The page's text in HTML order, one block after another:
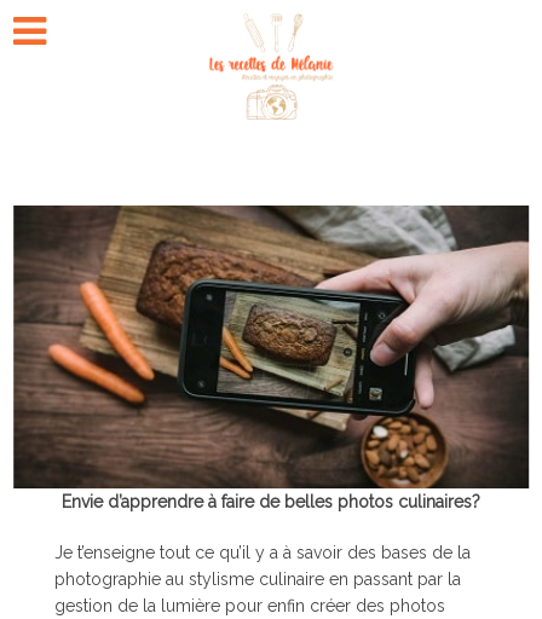
Envie d’apprendre à faire de belles photos culinaires?
Je t’enseigne tout ce qu’il y a à savoir des bases de la
photographie au stylisme culinaire en passant par la
gestion de la lumière pour enfin créer des photos